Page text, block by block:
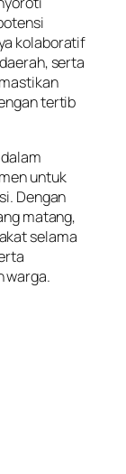
kolaboratif
serta
tertib
untuk
Dengan
matang,
selama
warga.